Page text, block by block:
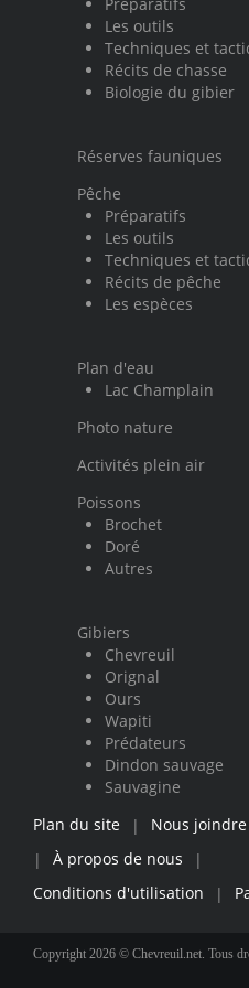
Les outils
Techniques et
Récits de chasse
Biologie du gibier
Réserves fauniques
Pêche
Préparatifs
Les outils
Techniques et
Récits de pêche
Les espèces
Plan d'eau
Lac Champlain
Photo nature
Activités plein air
Poissons
Brochet
Doré
Autres
Gibiers
Chevreuil
Orignal
Ours
Wapiti
Prédateurs
Dindon sauvage
Sauvagine
Plan du site
|
Nous joindre
|
À propos de nous
|
Conditions d'utilisation
|
Copyright 2026 © Chevreuil.net. Tous